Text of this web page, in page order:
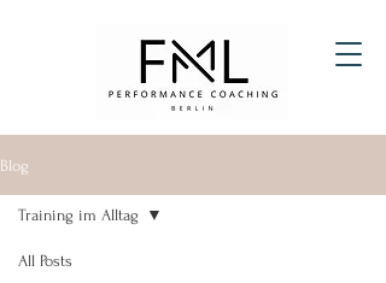
Blog
All Posts
Training im Alltag